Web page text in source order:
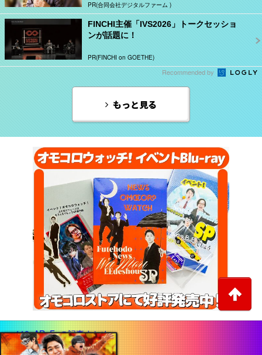
PR(合同会社デジタルファーム )
FINCHI主催「IVS2026」トークセッショ
ンが話題に！
PR(FINCHI on GOETHE)
Recommended by
もっと見る